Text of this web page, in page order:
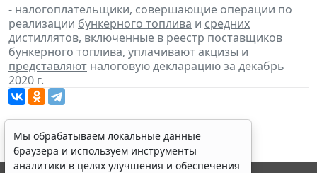
- налогоплательщики, совершающие операции по
реализации бункерного топлива и средних
дистиллятов, включенные в реестр поставщиков
бункерного топлива, уплачиваютакцизы и
представляют налоговую декларацию за декабрь
2020 г.
Мы обрабатываем локальные данные
браузера и используем инструменты
аналитики в целях улучшения и обеспечения